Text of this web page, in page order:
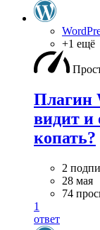
+1 ещё
Плагин
видит и
копать?
2
28 мая
74
1
ответ